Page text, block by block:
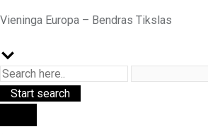
Vieninga Europa – Bendras Tikslas